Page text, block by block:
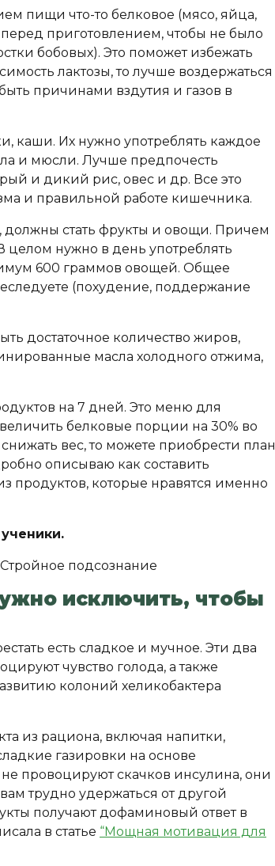
пищи что-то белковое (мясо, яйца,
приготовлением, чтобы не было
бобовых). Это поможет избежать
лактозы, то лучше воздержаться
причинами вздутия и газов в
каши. Их нужно употреблять каждое
и мюсли. Лучше предпочесть
и дикий рис, овес и др. Все это
и правильной работе кишечника.
стать фрукты и овощи. Причем
целом нужно в день употреблять
600 граммов овощей. Общее
(похудение, поддержание
достаточное количество жиров,
масла холодного отжима,
на 7 дней. Это меню для
белковые порции на 30% во
вес, то можете приобрести план
описываю как составить
продуктов, которые нравятся именно
исключить, чтобы
есть сладкое и мучное. Эти два
чувство голода, а также
колоний хеликобактера
из рациона, включая напитки,
газировки на основе
провоцируют скачков инсулина, они
трудно удержаться от другой
получают дофаминовый ответ в
в статье “Мощная мотивация для